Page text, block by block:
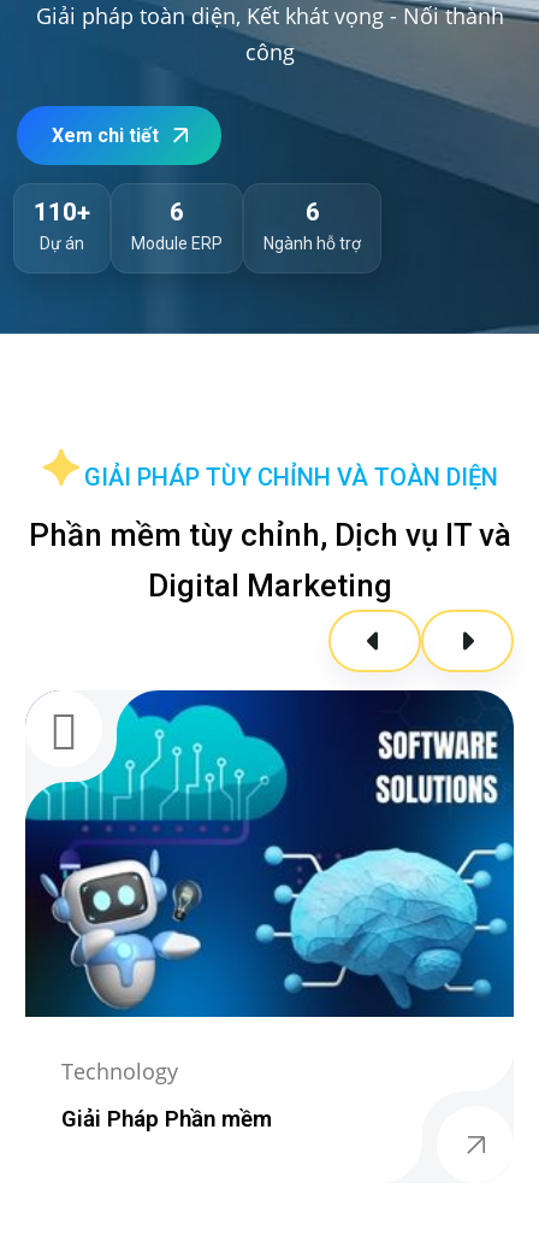
Giải pháp toàn diện, Kết khát vọng - Nối thành
công
Xem chi tiết
65+
Dự án
3
Module ERP
3
Ngành hỗ trợ
GIẢI PHÁP TÙY CHỈNH VÀ TOÀN DIỆN
Phần mềm tùy chỉnh, Dịch vụ IT và
Digital Marketing
Technology
Giải Pháp Phần mềm